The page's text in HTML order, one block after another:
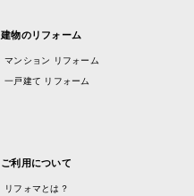
建物のリフォーム
マンション リフォーム
一戸建て リフォーム
ご利用について
リフォマとは？